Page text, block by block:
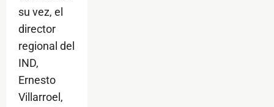
su vez, el
director
regional del
IND,
Ernesto
Villarroel,